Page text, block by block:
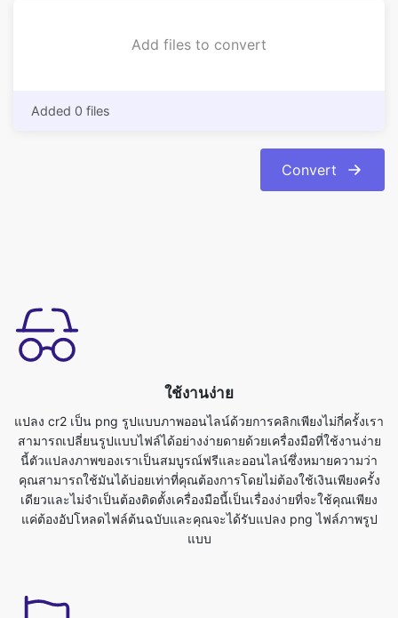
แปลง cr2 เป็น png รูปแบบภาพออนไลน์ด้วยการคลิกเพียงไม่กี่ครั้งเรา
สามารถเปลี่ยนรูปแบบไฟล์ได้อย่างง่ายดายด้วยเครื่องมือที่ใช้งานง่าย
นี้ตัวแปลงภาพของเราเป็นสมบูรณ์ฟรีและออนไลน์ซึ่งหมายความว่า
คุณสามารถใช้มันได้บ่อยเท่าที่คุณต้องการโดยไม่ต้องใช้เงินเพียงครั้ง
เดียวและไม่จำเป็นต้องติดตั้งเครื่องมือนี้เป็นเรื่องง่ายที่จะใช้คุณเพียง
แค่ต้องอัปโหลดไฟล์ต้นฉบับและคุณจะได้รับแปลง png ไฟล์ภาพรูป
แบบ